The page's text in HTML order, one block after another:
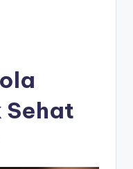
Sehat